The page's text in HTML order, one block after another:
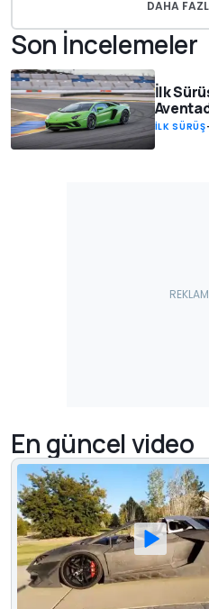
DAHA
Son İncelemeler
İlk
İLK SÜRÜŞ
En güncel video